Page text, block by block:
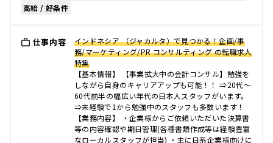
高給 / 好条件
仕事内容
インドネシア （ジャカルタ）で見つかる！企画/事
務/マーケティング/PR コンサルティング の転職求人
特集
【基本情報】 【事業拡大中の会計コンサル】勉強を
しながら自身のキャリアアップも可能！！ ⇒20代～
60代前半の幅広い年代の日本人スタッフがいます。
⇒未経験で1から勉強中のスタッフも多数います！
【業務内容】 ・企業様からご依頼いただいた決算書
等の内容確認や期日管理(各種書類作成等は経験豊富
なローカルスタッフが担当) ・主に日系企業様向けに